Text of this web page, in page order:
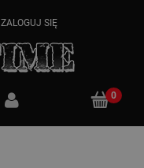
ZALOGUJ SIĘ